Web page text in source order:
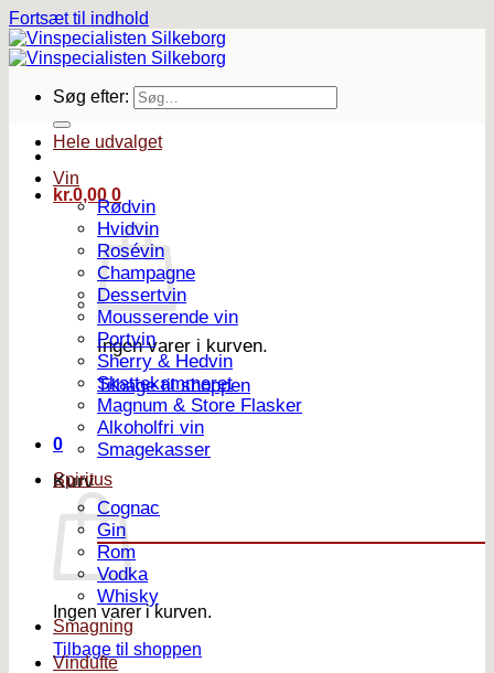
Fortsæt til indhold
Søg efter:
kr.0,00 0
Ingen varer i kurven.
Tilbage til shoppen
0
Kurv
Ingen varer i kurven.
Tilbage til shoppen
Hele udvalget
Vin
Rødvin
Hvidvin
Rosévin
Champagne
Dessertvin
Mousserende vin
Portvin
Sherry & Hedvin
Skattekammeret
Magnum & Store Flasker
Alkoholfri vin
Smagekasser
Spiritus
Cognac
Gin
Rom
Vodka
Whisky
Smagning
Vindufte